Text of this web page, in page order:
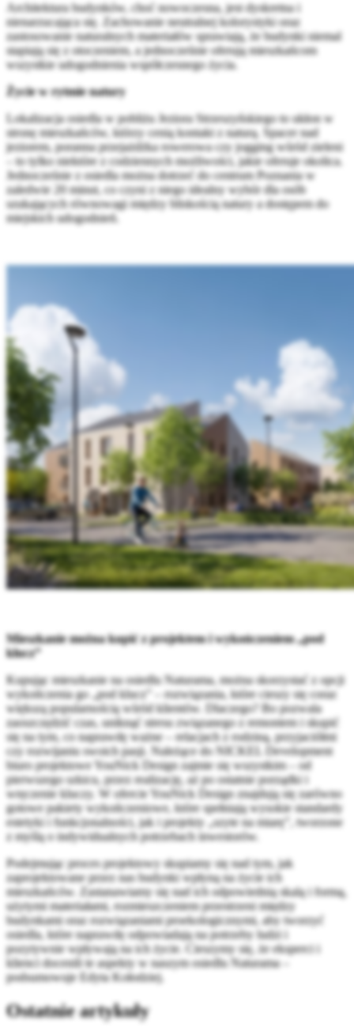
Architektura budynków, choć nowoczesna, jest dyskretna i
nienarzucająca się. Zachowanie neutralnej kolorystyki oraz
zastosowanie naturalnych materiałów sprawiają, że budynki niemal
stapiają się z otoczeniem, a jednocześnie oferują mieszkańcom
wszystkie udogodnienia współczesnego życia.
Życie w rytmie natury
Lokalizacja osiedla w pobliżu Jeziora Strzeszyńskiego to ukłon w
stronę mieszkańców, którzy cenią kontakt z naturą. Spacer nad
jeziorem, poranna przejażdżka rowerowa czy jogging wśród zieleni
– to tylko niektóre z codziennych możliwości, jakie oferuje okolica.
Jednocześnie z osiedla można dotrzeć do centrum Poznania w
zaledwie 20 minut, co czyni z niego idealny wybór dla osób
szukających równowagi między bliskością natury a dostępem do
miejskich udogodnień.
Mieszkanie można kupić z projektem i wykończeniem „pod
klucz”
Kupując mieszkanie na osiedlu Naturama, można skorzystać z opcji
wykończenia go „pod klucz” – rozwiązania, które cieszy się coraz
większą popularnością wśród klientów. Dlaczego? Bo pozwala
zaoszczędzić czas, uniknąć stresu związanego z remontem i skupić
się na tym, co naprawdę ważne – relacjach z rodziną, przyjaciółmi
czy rozwijaniu swoich pasji. Należące do NICKEL Development
biuro projektowe YouNick Design zajmie się wszystkim – od
pierwszego szkicu, przez realizację, aż po ostatnie porządki i
wręczenie kluczy. W ofercie YouNick Design znajdują się zarówno
gotowe pakiety wykończeniowe, które spełniają wysokie standardy
estetyki i funkcjonalności, jak i projekty „szyte na miarę”, tworzone
z myślą o indywidualnych potrzebach inwestorów.
Podejmując proces projektowy skupiamy się nad tym, jak
zaprojektowane przez nas budynki wpłyną na życie ich
mieszkańców. Zastanawiamy się nad ich odpowiednią skalą i formą,
użytymi materiałami, rozmieszczeniem przestrzeni między
budynkami oraz rozwiązaniami proekologicznymi, aby tworzyć
osiedla, które naprawdę odpowiadają na potrzeby ludzi i
pozytywnie wpływają na ich życie. Cieszymy się, że eksperci i
klienci docenili te aspekty w naszym osiedlu Naturama
podsumowuje Edyta Kołodziej.
Ostatnie artykuły